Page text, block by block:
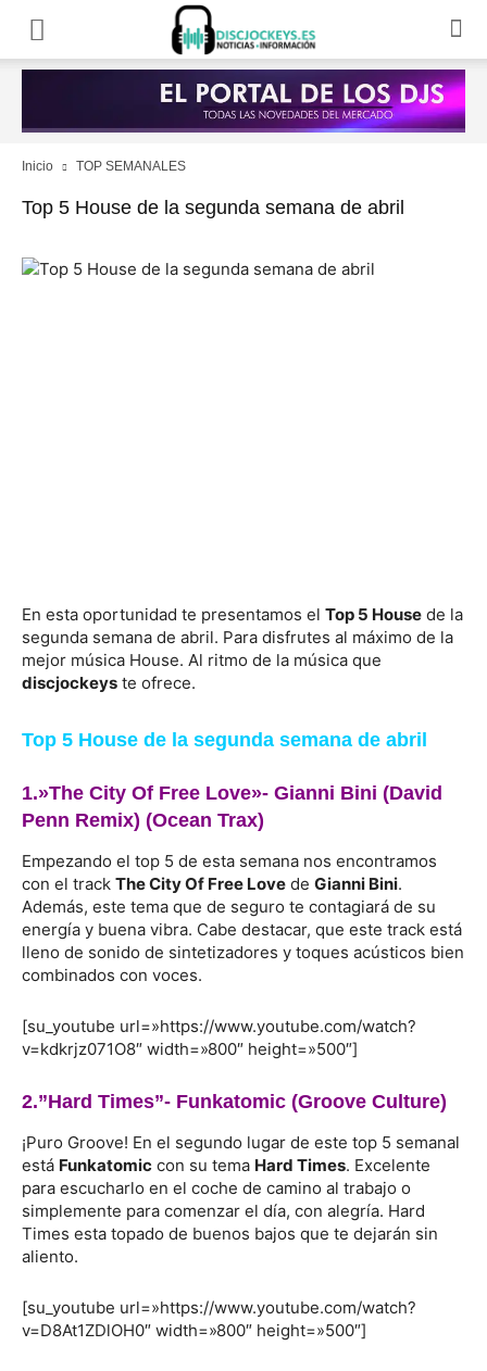
Inicio TOP SEMANALES
Top 5 House de la segunda semana de abril
En esta oportunidad te presentamos el Top 5 House de la
segunda semana de abril. Para disfrutes al máximo de la
mejor música House. Al ritmo de la música que
discjockeys te ofrece.
Top 5 House de la segunda semana de abril
1.»The City Of Free Love»- Gianni Bini (David
Penn Remix) (Ocean Trax)
Empezando el top 5 de esta semana nos encontramos
con el track The City Of Free Love de Gianni Bini.
Además, este tema que de seguro te contagiará de su
energía y buena vibra. Cabe destacar, que este track está
lleno de sonido de sintetizadores y toques acústicos bien
combinados con voces.
[su_youtube url=»https://www.youtube.com/watch?
v=kdkrjz071O8″ width=»800″ height=»500″]
2.”Hard Times”- Funkatomic (Groove Culture)
¡Puro Groove! En el segundo lugar de este top 5 semanal
está Funkatomic con su tema Hard Times. Excelente
para escucharlo en el coche de camino al trabajo o
simplemente para comenzar el día, con alegría. Hard
Times esta topado de buenos bajos que te dejarán sin
aliento.
[su_youtube url=»https://www.youtube.com/watch?
v=D8At1ZDlOH0″ width=»800″ height=»500″]